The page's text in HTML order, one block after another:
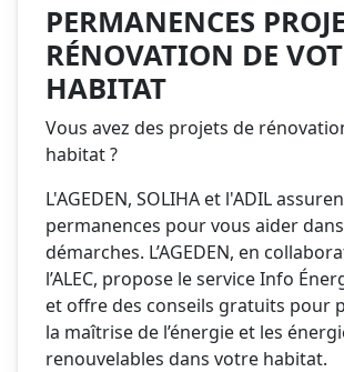
PERMANENCES
RÉNOVATION DE
HABITAT
Vous avez des projets de
habitat ?
L'AGEDEN, SOLIHA et l'ADIL
permanences pour vous aider
démarches. L’AGEDEN, en
l’ALEC, propose le service Info
et offre des conseils gratuits pour
la maîtrise de l’énergie et les
renouvelables dans votre habitat.